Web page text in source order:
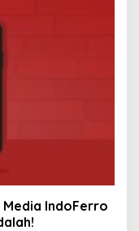
Media IndoFerro